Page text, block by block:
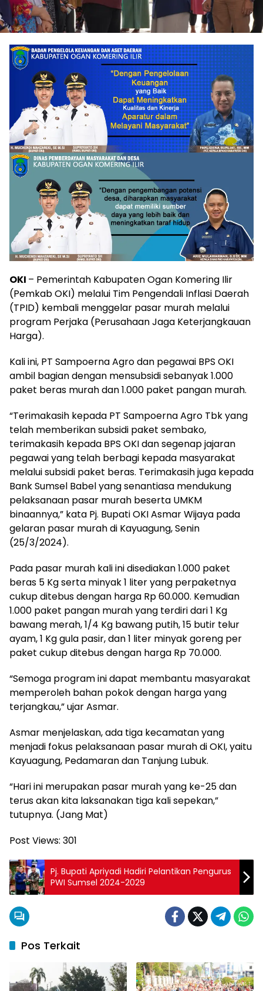
OKI – Pemerintah Kabupaten Ogan Komering Ilir
(Pemkab OKI) melalui Tim Pengendali Inflasi Daerah
(TPID) kembali menggelar pasar murah melalui
program Perjaka (Perusahaan Jaga Keterjangkauan
Harga).
Kali ini, PT Sampoerna Agro dan pegawai BPS OKI
ambil bagian dengan mensubsidi sebanyak 1.000
paket beras murah dan 1.000 paket pangan murah.
“Terimakasih kepada PT Sampoerna Agro Tbk yang
telah memberikan subsidi paket sembako,
terimakasih kepada BPS OKI dan segenap jajaran
pegawai yang telah berbagi kepada masyarakat
melalui subsidi paket beras. Terimakasih juga kepada
Bank Sumsel Babel yang senantiasa mendukung
pelaksanaan pasar murah beserta UMKM
binaannya,” kata Pj. Bupati OKI Asmar Wijaya pada
gelaran pasar murah di Kayuagung, Senin
(25/3/2024).
Pada pasar murah kali ini disediakan 1.000 paket
beras 5 Kg serta minyak 1 liter yang perpaketnya
cukup ditebus dengan harga Rp 60.000. Kemudian
1.000 paket pangan murah yang terdiri dari 1 Kg
bawang merah, 1/4 Kg bawang putih, 15 butir telur
ayam, 1 Kg gula pasir, dan 1 liter minyak goreng per
paket cukup ditebus dengan harga Rp 70.000.
“Semoga program ini dapat membantu masyarakat
memperoleh bahan pokok dengan harga yang
terjangkau,” ujar Asmar.
Asmar menjelaskan, ada tiga kecamatan yang
menjadi fokus pelaksanaan pasar murah di OKI, yaitu
Kayuagung, Pedamaran dan Tanjung Lubuk.
“Hari ini merupakan pasar murah yang ke-25 dan
terus akan kita laksanakan tiga kali sepekan,”
tutupnya. (Jang Mat)
Post Views: 301
Pj. Bupati Apriyadi Hadiri Pelantikan Pengurus
PWI Sumsel 2024-2029
Pos Terkait